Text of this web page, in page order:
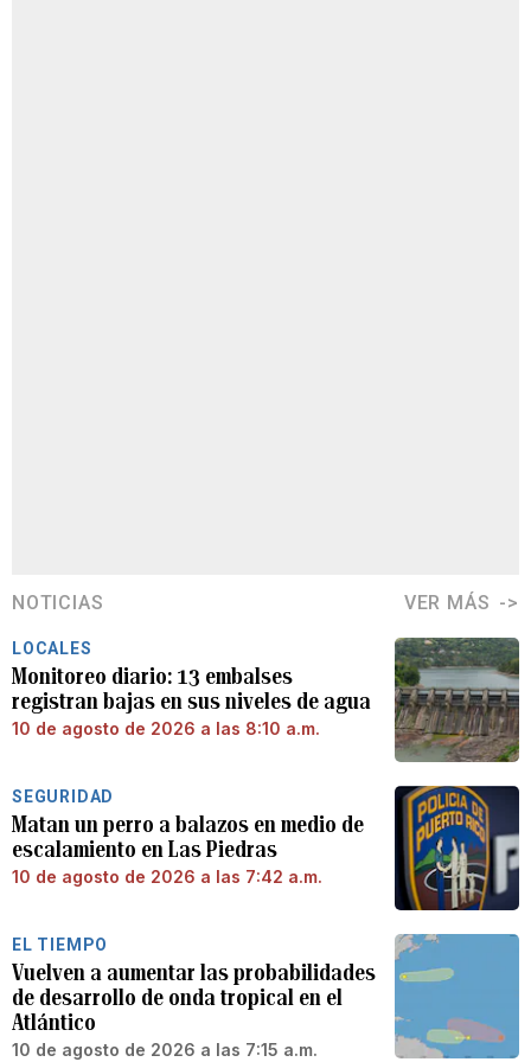
NOTICIAS VER MÁS
LOCALES
Monitoreo diario: 13 embalses
registran bajas en sus niveles de agua
10 de agosto de 2026 a las 8:10 a.m.
SEGURIDAD
Matan un perro a balazos en medio de
escalamiento en Las Piedras
10 de agosto de 2026 a las 7:42 a.m.
EL TIEMPO
Vuelven a aumentar las probabilidades
de desarrollo de onda tropical en el
Atlántico
10 de agosto de 2026 a las 7:15 a.m.